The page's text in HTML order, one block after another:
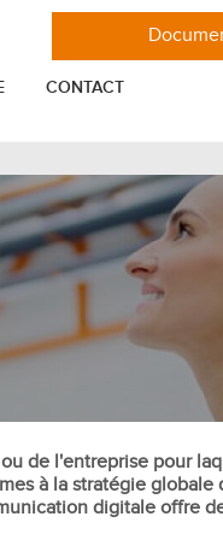
de l'entreprise pour
à la stratégie globale
digitale offre
de l'ESGCI
étudiantes de l'ESGCI
étudiant à l'ESGCI
et Marketing
Digital
commercial IT
Management
et Communication
digitale,
et influence
CONTACT